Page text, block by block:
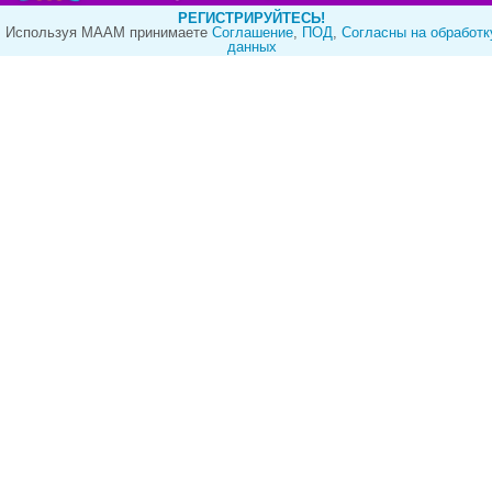
РЕГИСТРИРУЙТЕСЬ!
Используя МААМ принимаете Cоглашение, ПОД, Согласны на
данных